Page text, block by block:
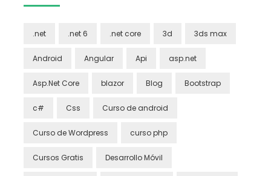
.net .net 6 .net core 3d 3ds max
Android Angular Api asp.net
Asp.Net Core blazor Blog Bootstrap
c# Css Curso de android
Curso de Wordpress curso php
Cursos Gratis Desarrollo Móvil